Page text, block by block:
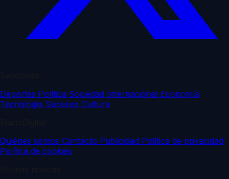
Deportes Política Sociedad Internacional Economía
Tecnología Sucesos Cultura
Quiénes somos Contacto Publicidad Política de privacidad
Política de cookies